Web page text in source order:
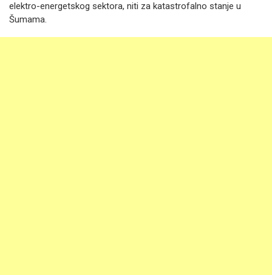
elektro-energetskog sektora, niti za katastrofalno stanje u
Šumama.